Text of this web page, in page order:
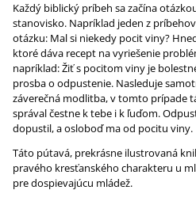
Každý biblický príbeh sa začína
stanovisko. Napríklad jeden z
otázku: Mal si niekedy pocit viny?
ktoré dáva recept na vyriešenie
napríklad: Žiť s pocitom viny je
prosba o odpustenie. Nasleduje
záverečná modlitba, v tomto prípade
správal čestne k tebe i k ľuďom.
dopustil, a osloboď ma od pocitu viny.
Táto pútavá, prekrásne ilustrovaná
pravého kresťanského charakteru u
pre dospievajúcu mládež.